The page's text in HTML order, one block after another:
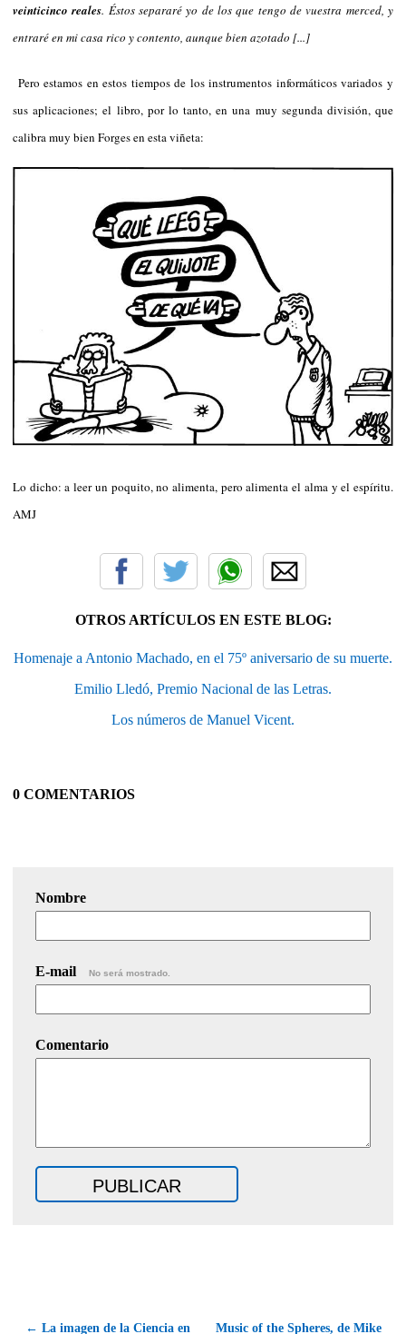
veinticinco reales. Éstos separaré yo de los que tengo de vuestra merced, y
entraré en mi casa rico y contento, aunque bien azotado [...]
Pero estamos en estos tiempos de los instrumentos informáticos variados y
sus aplicaciones; el libro, por lo tanto, en una muy segunda división, que
calibra muy bien Forges en esta viñeta:
Lo dicho: a leer un poquito, no alimenta, pero alimenta el alma y el espíritu.
AMJ
OTROS ARTÍCULOS EN ESTE BLOG:
Homenaje a Antonio Machado, en el 75º aniversario de su muerte.
Emilio Lledó, Premio Nacional de las Letras.
Los números de Manuel Vicent.
0 COMENTARIOS
Nombre
E-mail No será mostrado.
Comentario
← La imagen de la Ciencia en Music of the Spheres, de Mike